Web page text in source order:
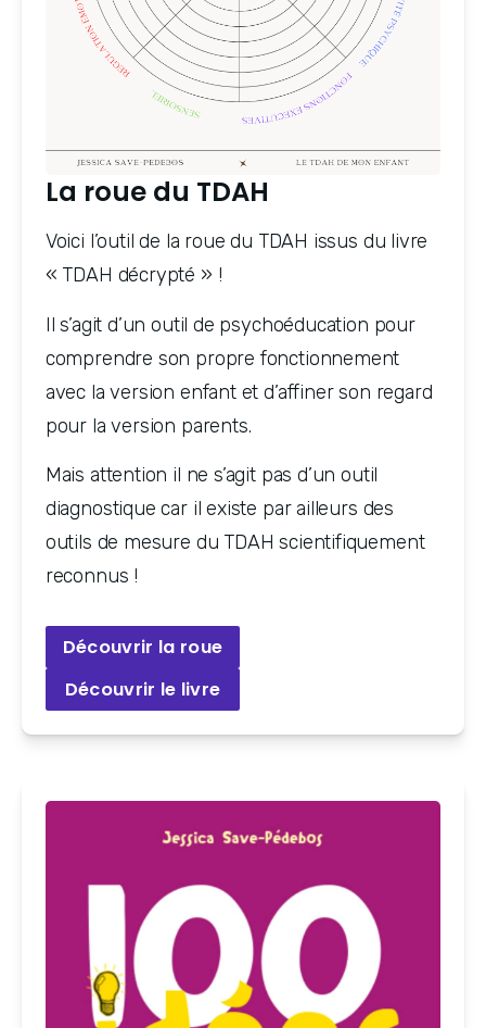
La roue du TDAH
Voici l’outil de la roue du TDAH issus du livre
« TDAH décrypté » !
Il s’agit d’un outil de psychoéducation pour
comprendre son propre fonctionnement
avec la version enfant et d’affiner son regard
pour la version parents.
Mais attention il ne s’agit pas d’un outil
diagnostique car il existe par ailleurs des
outils de mesure du TDAH scientifiquement
reconnus !
Découvrir la roue
Découvrir le livre